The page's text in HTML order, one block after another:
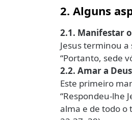
2. Alguns
2.1. Manifestar
Jesus terminou
“Portanto, sede
2.2. Amar a
Este primeiro
“Respondeu-lhe
alma e de todo o